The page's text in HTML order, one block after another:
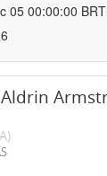
05 00:00:00
Aldrin